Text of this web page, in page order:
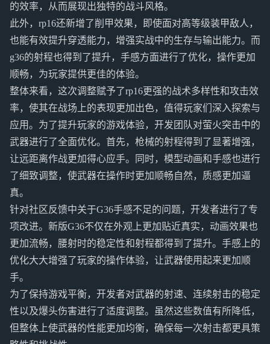
的效率，从而展现出独特的战斗风格。
此外，rp16还新增了削甲效果，即使面对高等级装甲敌人，
也能有效提升穿透能力，增强实战中的生存与输出能力。而
g36的射程也得到了提升，手感方面进行了优化，操作更加
顺畅，为玩家提供更佳的体验。
整体来看，这次调整赋予了rp16更强的战术多样性和攻击效
率，使其在战场上的表现更加出色，值得玩家们深入探索与
应用。为了提升玩家的游戏体验，开发团队对萤火突击中的
武器进行了全面优化。首先，枪械的射程得到了显著增强，
让远距离作战更加得心应手。同时，模型动画和手感也进行
了细致调整，使武器在操作时更加顺畅自然，质感更加逼
真。
针对社区反馈中关于G36手感不足的问题，开发者进行了专
项改进。新版G36不仅在外观上更加贴近真实，动画效果也
更加流畅，腰射时的稳定性和射程都得到了提升。手感上的
优化大大增强了玩家的操作体验，让武器使用起来更加顺
手。
为了保持游戏平衡，开发者对武器的射速、连续射击的稳定
性以及爆头伤害进行了适度调整。虽然这些数值有所降低，
但整体上使武器的性能更加均衡，确保每一次射击都更具策